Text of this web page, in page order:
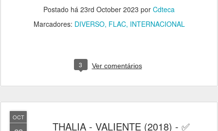
Postado há 23rd October 2023 por Cdteca
Marcadores: DIVERSO FLAC INTERNACIONAL
3 Ver comentários
OCT
THALIA - VALIENTE (2018) - ✅